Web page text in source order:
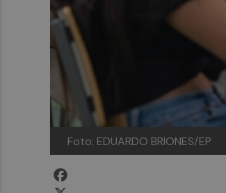
Foto: EDUARDO BRIONES/EP